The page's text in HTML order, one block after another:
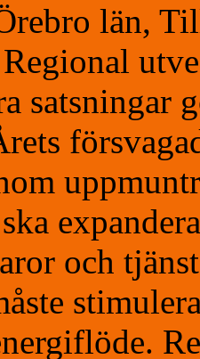
län,
satsningar
och